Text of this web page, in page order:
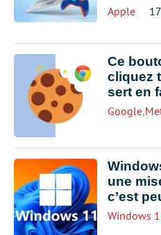
Apple
Ce
cliquez
sert en
Google,
une
c’est
Windows